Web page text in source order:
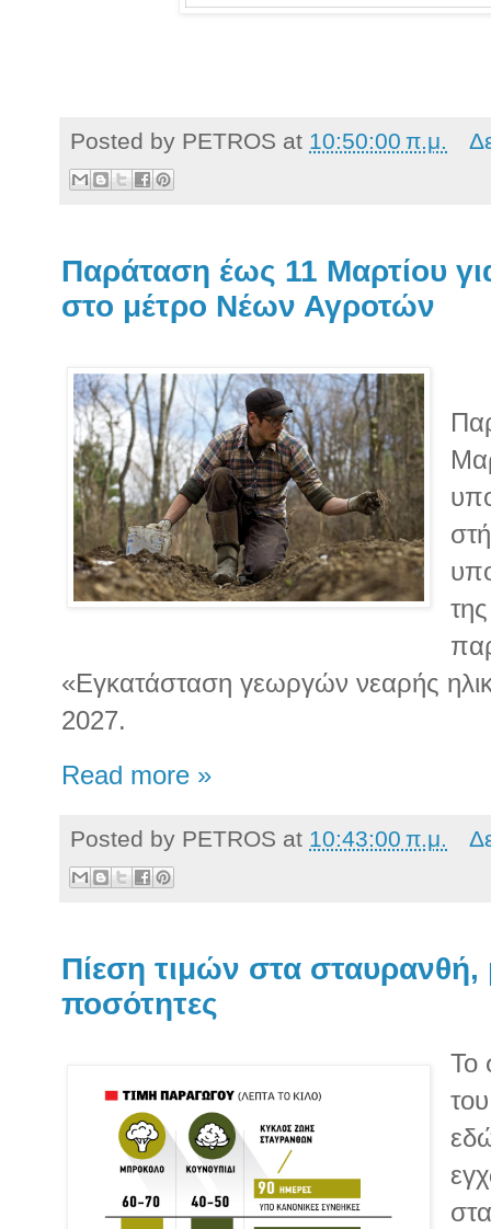
Posted by PETROS at 10:50:00 π.μ.
Παράταση έως 11 Μαρτίου
στο μέτρο Νέων Αγροτών
«Εγκατάσταση γεωργών νεαρής
2027.
Read more »
Posted by PETROS at 10:43:00 π.μ.
Πίεση τιμών στα σταυρανθή,
ποσότητες
Το